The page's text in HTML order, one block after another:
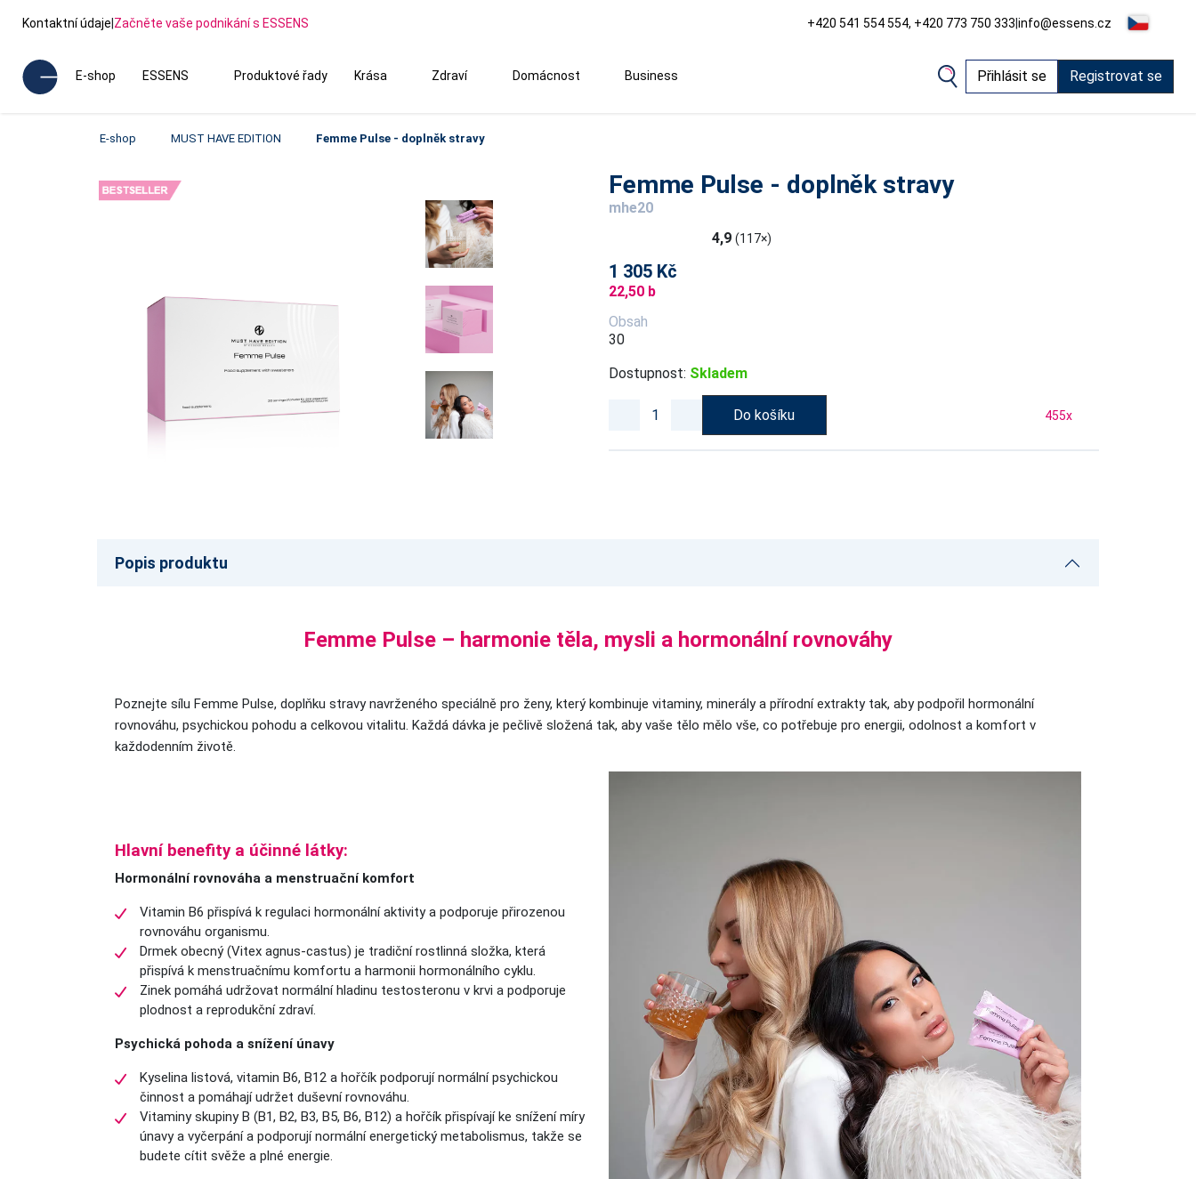
Kontaktní údaje|Začněte vaše podnikání s ESSENS +420 541 554 554, +420 773 750 333|info@essens.cz
E-shop ESSENS Produktové řady Krása Zdraví Domácnost Business Přihlásit se Registrovat se
E-shop MUST HAVE EDITION Femme Pulse - doplněk stravy
Femme Pulse - doplněk stravy
mhe20
4,9 (117×)
1 305 Kč
22,50 b
Obsah
30
Dostupnost: Skladem
Do košíku 455x
Popis produktu
Femme Pulse – harmonie těla, mysli a hormonální rovnováhy
Poznejte sílu Femme Pulse, doplňku stravy navrženého speciálně pro ženy, který kombinuje vitaminy, minerály a přírodní extrakty tak, aby podpořil hormonální
rovnováhu, psychickou pohodu a celkovou vitalitu. Každá dávka je pečlivě složená tak, aby vaše tělo mělo vše, co potřebuje pro energii, odolnost a komfort v
každodenním životě.
Hlavní benefity a účinné látky:
Hormonální rovnováha a menstruační komfort
Vitamin B6 přispívá k regulaci hormonální aktivity a podporuje přirozenou
rovnováhu organismu.
Drmek obecný (Vitex agnus-castus) je tradiční rostlinná složka, která
přispívá k menstruačnímu komfortu a harmonii hormonálního cyklu.
Zinek pomáhá udržovat normální hladinu testosteronu v krvi a podporuje
plodnost a reprodukční zdraví.
Psychická pohoda a snížení únavy
Kyselina listová, vitamin B6, B12 a hořčík podporují normální psychickou
činnost a pomáhají udržet duševní rovnováhu.
Vitaminy skupiny B (B1, B2, B3, B5, B6, B12) a hořčík přispívají ke snížení míry
únavy a vyčerpání a podporují normální energetický metabolismus, takže se
budete cítit svěže a plné energie.